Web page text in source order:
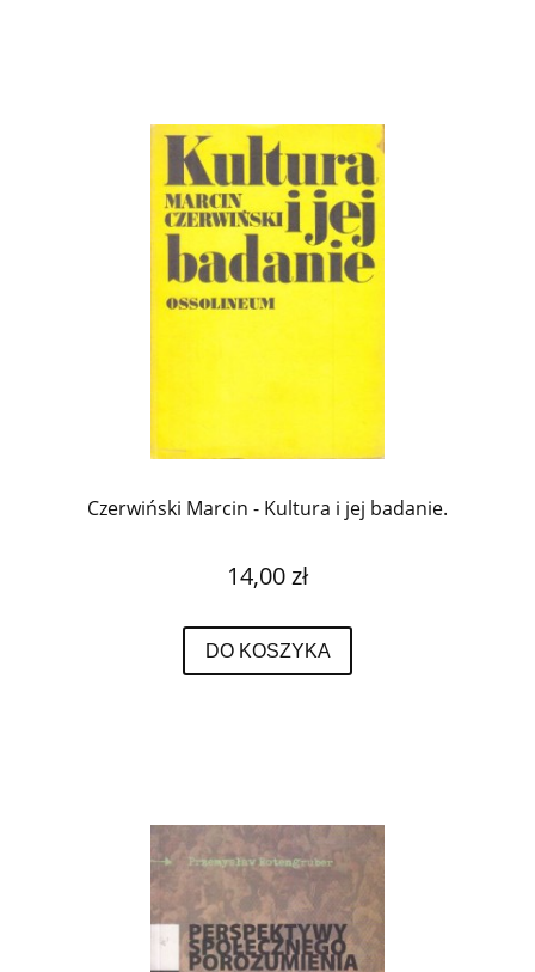
Czerwiński Marcin - Kultura i jej badanie.
14,00 zł
DO KOSZYKA